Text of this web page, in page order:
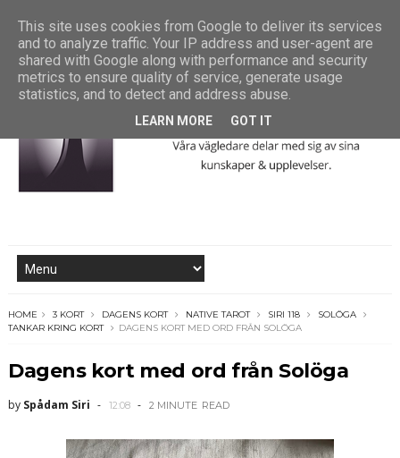
HOME 3 KORT DAGENS KORT NATIVE TAROT SIRI 118
SOLÖGA
TANKAR KRING KORT
DAGENS KORT MED ORD FRÅN SOLÖGA
Dagens kort med ord från Solöga
by Spådam Siri 12:08 2 MINUTE READ
This site uses cookies from Google to deliver its services
and to analyze traffic. Your IP address and user-agent are
shared with Google along with performance and security
metrics to ensure quality of service, generate usage
statistics, and to detect and address abuse.
LEARN MORE GOT IT